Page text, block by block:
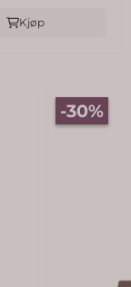
Kjøp
-30%